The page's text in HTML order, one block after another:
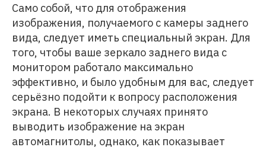
Само собой, что для отображения
изображения, получаемого с камеры заднего
вида, следует иметь специальный экран. Для
того, чтобы ваше зеркало заднего вида с
монитором работало максимально
эффективно, и было удобным для вас, следует
серьёзно подойти к вопросу расположения
экрана. В некоторых случаях принято
выводить изображение на экран
автомагнитолы, однако, как показывает